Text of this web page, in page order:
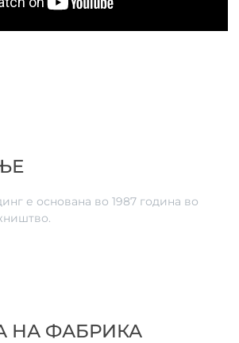
е основана во 1987 година во
НА ФАБРИКА